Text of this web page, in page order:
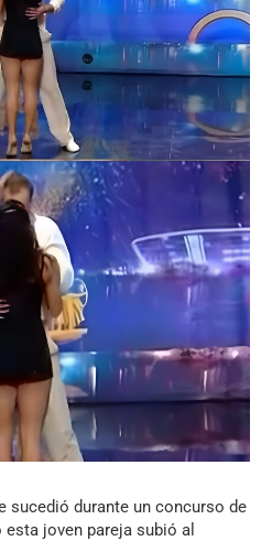
sucedió durante un concurso de
joven pareja subió al